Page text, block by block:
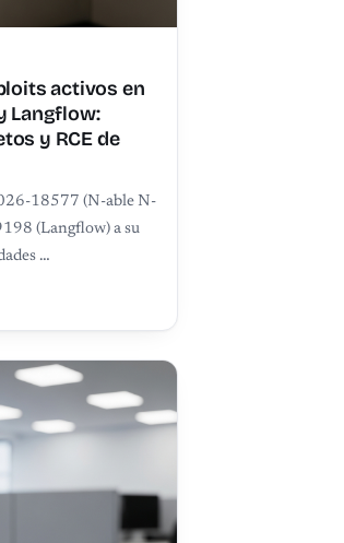
activos en
Langflow:
y RCE de
18577 (N-able N-
(Langflow) a su
…